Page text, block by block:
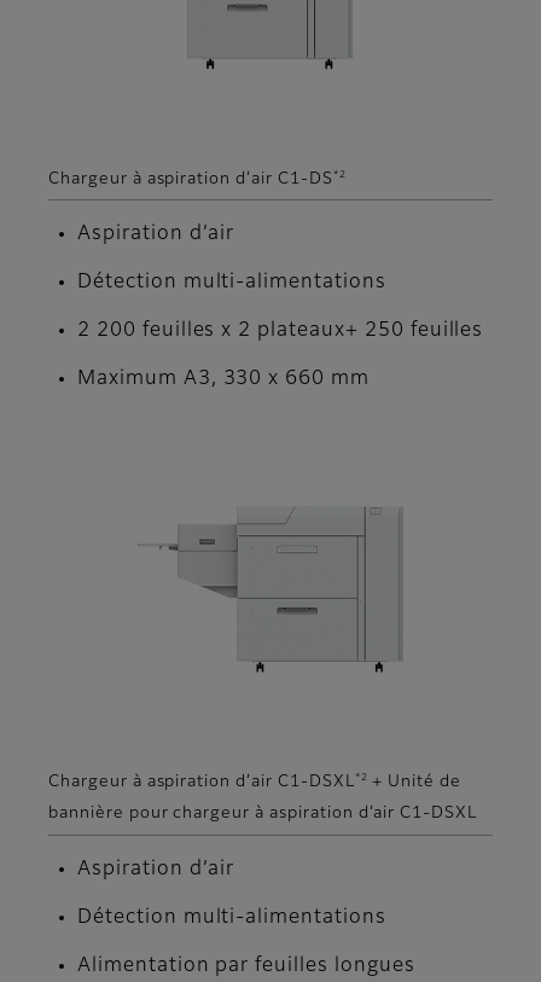
Chargeur à aspiration d’air C1-DS *2
Aspiration d’air
Détection multi-alimentations
2 200 feuilles x 2 plateaux+ 250 feuilles
Maximum A3, 330 x 660 mm
Chargeur à aspiration d’air C1-DSXL *2
+ Unité de
bannière pour chargeur à aspiration d’air C1-DSXL
Aspiration d’air
Détection multi-alimentations
Alimentation par feuilles longues